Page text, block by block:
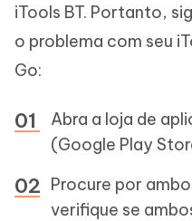
iTools BT. Portanto,
o problema com seu
Go:
Abra a loja de
(Google Play
Procure por
verifique se